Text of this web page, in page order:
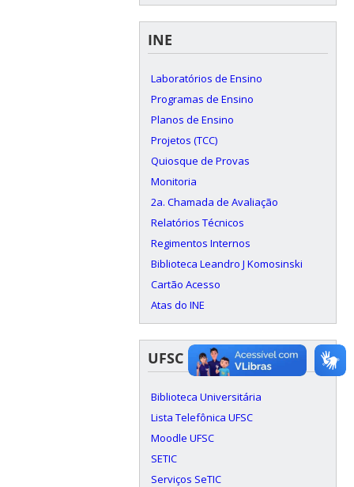
INE
Laboratórios de Ensino
Programas de Ensino
Planos de Ensino
Projetos (TCC)
Quiosque de Provas
Monitoria
2a. Chamada de Avaliação
Relatórios Técnicos
Regimentos Internos
Biblioteca Leandro J Komosinski
Cartão Acesso
Atas do INE
UFSC
Biblioteca Universitária
Lista Telefônica UFSC
Moodle UFSC
SETIC
Serviços SeTIC